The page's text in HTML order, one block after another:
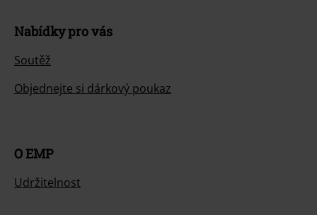
Nabídky pro vás
Soutěž
Objednejte si dárkový poukaz
O EMP
Udržitelnost